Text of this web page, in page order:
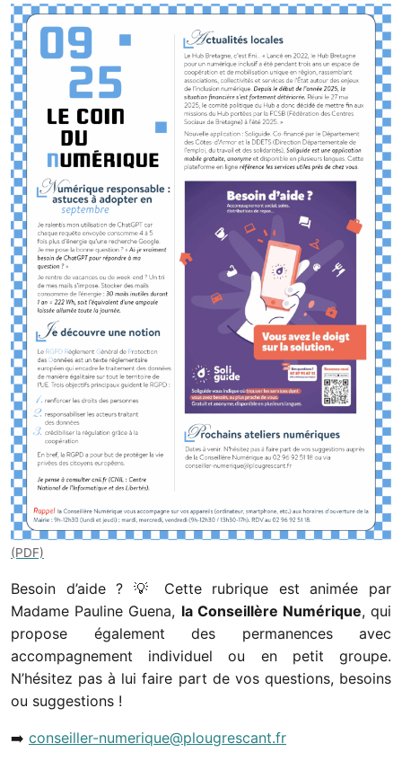
Besoin d’aide ? 💡 Cette rubrique est animée par
Madame Pauline Guena, la Conseillère Numérique, qui
propose également des permanences avec
accompagnement individuel ou en petit groupe.
N’hésitez pas à lui faire part de vos questions, besoins
ou suggestions !
➡️ conseiller-numerique@plougrescant.fr